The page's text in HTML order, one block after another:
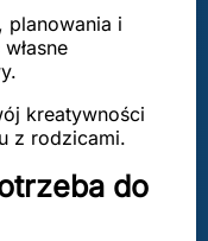
planowania i
kreatywności
z rodzicami.
do